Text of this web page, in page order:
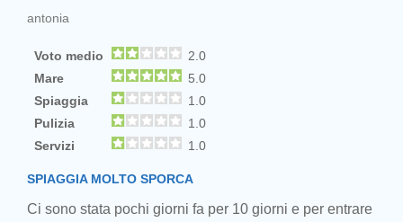
antonia
Voto medio
2.0
Mare
5.0
Spiaggia
1.0
Pulizia
1.0
Servizi
1.0
SPIAGGIA MOLTO SPORCA
Ci sono stata pochi giorni fa per 10 giorni e per entrare